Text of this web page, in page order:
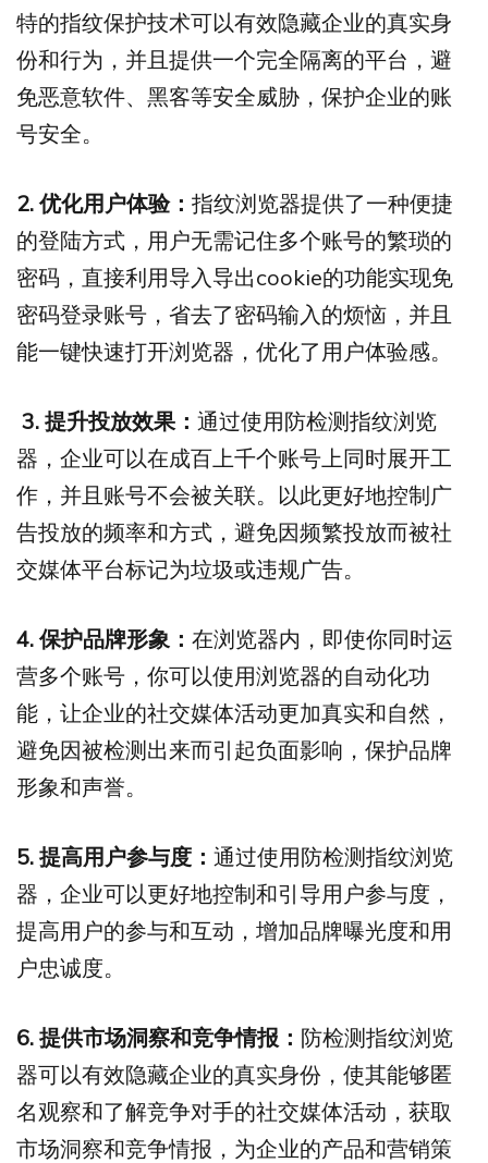
特的指纹保护技术可以有效隐藏企业的真实身
份和行为，并且提供一个完全隔离的平台，避
免恶意软件、黑客等安全威胁，保护企业的账
号安全。
2. 优化用户体验： 指纹浏览器提供了一种便捷
的登陆方式，用户无需记住多个账号的繁琐的
密码，直接利用导入导出cookie的功能实现免
密码登录账号，省去了密码输入的烦恼，并且
能一键快速打开浏览器，优化了用户体验感。
3. 提升投放效果： 通过使用防检测指纹浏览
器，企业可以在成百上千个账号上同时展开工
作，并且账号不会被关联。以此更好地控制广
告投放的频率和方式，避免因频繁投放而被社
交媒体平台标记为垃圾或违规广告。
4. 保护品牌形象： 在浏览器内，即使你同时运
营多个账号，你可以使用浏览器的自动化功
能，让企业的社交媒体活动更加真实和自然，
避免因被检测出来而引起负面影响，保护品牌
形象和声誉。
5. 提高用户参与度： 通过使用防检测指纹浏览
器，企业可以更好地控制和引导用户参与度，
提高用户的参与和互动，增加品牌曝光度和用
户忠诚度。
6. 提供市场洞察和竞争情报： 防检测指纹浏览
器可以有效隐藏企业的真实身份，使其能够匿
名观察和了解竞争对手的社交媒体活动，获取
市场洞察和竞争情报，为企业的产品和营销策